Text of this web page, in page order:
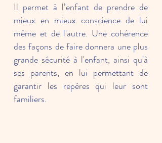
Il permet à l’enfant de prendre de
mieux en mieux conscience de lui
même et de l'autre. Une cohérence
des façons de faire donnera une plus
grande sécurité à l'enfant, ainsi qu'à
ses parents, en lui permettant de
garantir les repères qui leur sont
familiers.